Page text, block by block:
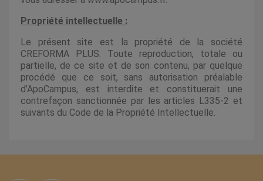
Propriété intellectuelle :
Le présent site est la propriété de la société
CREFORMA PLUS. Toute reproduction, totale ou
partielle, de ce site et de son contenu, par quelque
procédé que ce soit, sans autorisation préalable
d’ApoCampus, est interdite et constituerait une
contrefaçon sanctionnée par les articles L335-2 et
suivants du Code de la Propriété Intellectuelle.